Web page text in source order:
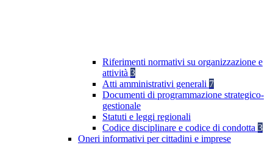
Riferimenti normativi su organizzazione e
attività 3
Atti amministrativi generali 7
Documenti di programmazione strategico-
gestionale
Statuti e leggi regionali
Codice disciplinare e codice di condotta 3
Oneri informativi per cittadini e imprese